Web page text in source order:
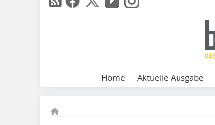
Home Aktuelle Ausgabe